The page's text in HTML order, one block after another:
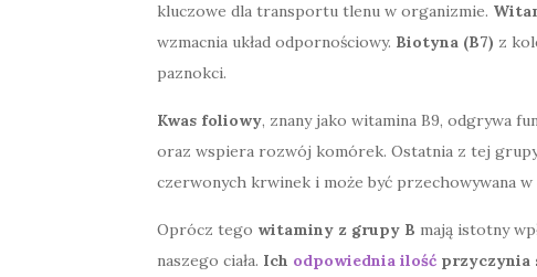
kluczowe dla transportu tlenu w organizmie.
wzmacnia układ odpornościowy. Biotyna (B7) z
paznokci.
Kwas foliowy, znany jako witamina B9, odgrywa
oraz wspiera rozwój komórek. Ostatnia z tej
czerwonych krwinek i może być przechowywana w
Oprócz tego witaminy z grupy B mają istotny
naszego ciała. Ich odpowiednia ilość przyczynia